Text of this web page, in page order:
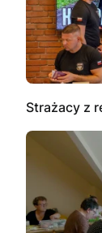
Strażacy z